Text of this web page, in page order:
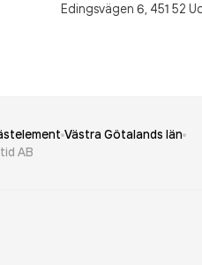
Edingsvägen 6, 451 52
Västra Götalands län
AB